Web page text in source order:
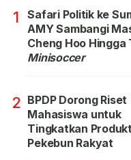
1
Safari Politik ke
AMY Sambangi
Cheng Hoo Hingga
Minisoccer
2 BPDP Dorong Riset
Mahasiswa untuk
Tingkatkan
Pekebun Rakyat